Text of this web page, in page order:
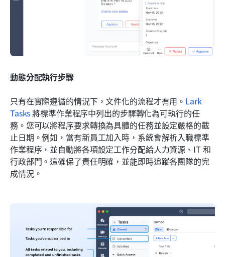
動態分配執行步驟
只有在實際遵循的情況下，文件化的流程才有用。 Lark
Tasks 將標準作業程序中列出的步驟轉化為可執行的任
務。您可以將程序要求轉換為具體的任務並設定嚴格的截
止日期。例如，當有新員工加入時，系統會解析入職標準
作業程序，並自動將各項設定工作分配給人力資源、IT 和
行政部門。這確保了責任明確，並能即時追蹤各團隊的完
成情況。